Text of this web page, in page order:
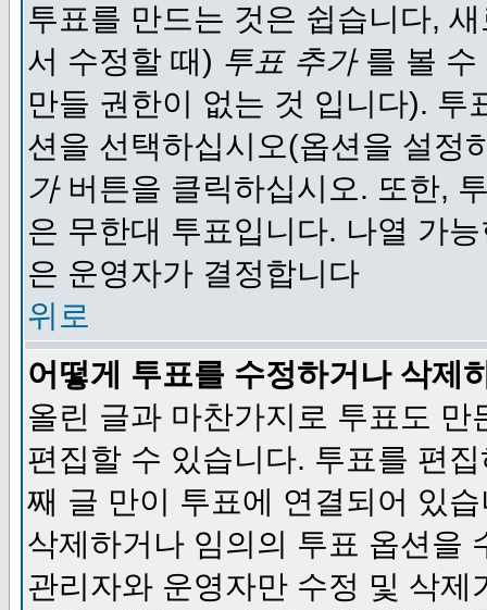
투표를 만드는 것은 쉽습니다,
서 수정할 때) 투표 추가를 볼 수
만들 권한이 없는 것 입니다).
션을 선택하십시오(옵션을 설정
가버튼을 클릭하십시오. 또한,
은 무한대 투표입니다. 나열 가
은 운영자가 결정합니다
위로
어떻게 투표를 수정하거나 삭제
올린 글과 마찬가지로 투표도
편집할 수 있습니다. 투표를 편
째 글 만이 투표에 연결되어 있
삭제하거나 임의의 투표 옵션을
관리자와 운영자만 수정 및 삭